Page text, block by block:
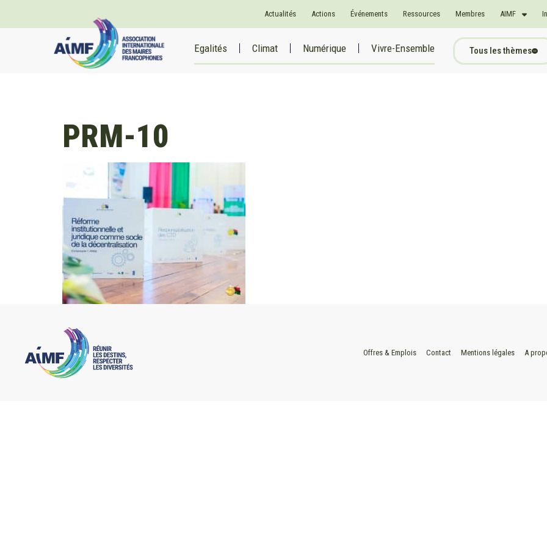
Actualités Actions Événements Ressources Membres AIMF
Egalités Climat Numérique Vivre-Ensemble Tous les thèmes
PRM-10
Offres & Emplois Contact Mentions légales A